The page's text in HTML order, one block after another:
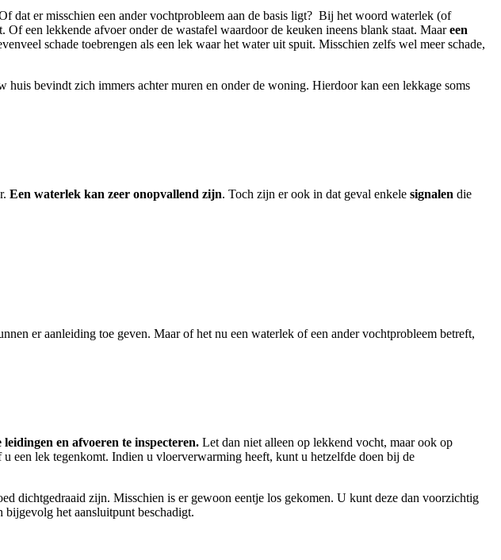
dat er misschien een ander vochtprobleem aan de basis ligt? Bij het woord waterlek (of
een lekkende afvoer onder de wastafel waardoor de keuken ineens blank staat. Maareen
schade toebrengen als een lek waar het water uit spuit. Misschien zelfs wel meer schade,
bevindt zich immers achter muren en onder de woning. Hierdoor kan een lekkage soms
Een waterlek kan zeer onopvallend zijn. Toch zijn er ook in dat geval enkele signalen die
er aanleiding toe geven. Maar of het nu een waterlek of een ander vochtprobleem betreft,
en afvoeren te inspecteren. Let dan niet alleen op lekkend vocht, maar ook op
een lek tegenkomt. Indien u vloerverwarming heeft, kunt u hetzelfde doen bij de
dichtgedraaid zijn. Misschien is er gewoon eentje los gekomen. U kunt deze dan voorzichtig
bijgevolg het aansluitpunt beschadigt.